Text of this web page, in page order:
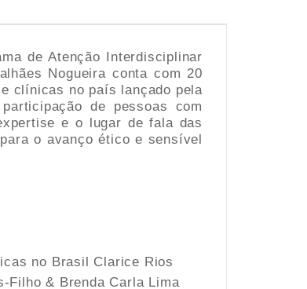
de Atenção Interdisciplinar
Nogueira conta com 20
clínicas no país lançado pela
de pessoas com
e o lugar de fala das
o avanço ético e sensível
no Brasil Clarice Rios
Filho & Brenda Carla Lima